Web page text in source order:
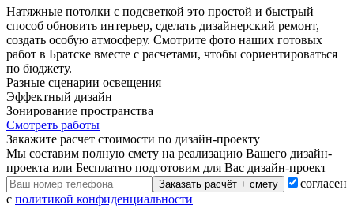
Натяжные потолки с подсветкой это простой и быстрый
способ обновить интерьер, сделать дизайнерский ремонт,
создать особую атмосферу. Смотрите фото наших готовых
работ в Братске вместе с расчетами, чтобы сориентироваться
по бюджету.
Разные сценарии освещения
Эффектный дизайн
Зонирование пространства
Смотреть работы
Закажите расчет cтоимости по дизайн-проекту
Мы составим полную смету на реализацию Вашего дизайн-
проекта или Бесплатно подготовим для Вас дизайн-проект
Заказать расчёт + смету
согласен
с политикой конфиденциальности